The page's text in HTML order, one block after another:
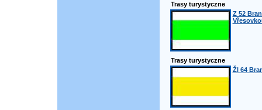
Trasy turystyczne
Z 52
Trasy turystyczne
Žl 64